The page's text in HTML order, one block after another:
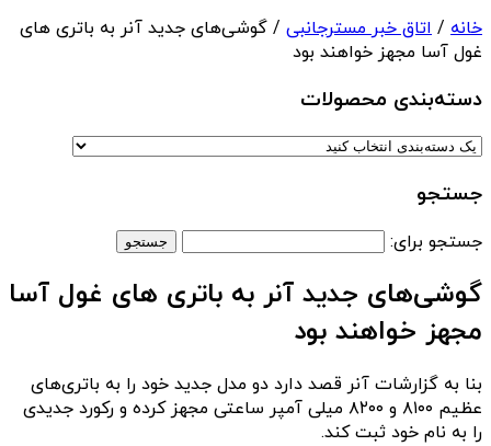
خانه / اتاق خبر مسترجانبی / گوشی‌های جدید آنر به باتری های
غول آسا مجهز خواهند بود
دسته‌بندی‌ محصولات
جستجو
جستجو برای:
گوشی‌های جدید آنر به باتری های غول آسا
مجهز خواهند بود
بنا به گزارشات آنر قصد دارد دو مدل جدید خود را به باتری‌های
عظیم ۸۱۰۰ و ۸۲۰۰ میلی آمپر ساعتی مجهز کرده و رکورد جدیدی
را به نام خود ثبت کند.